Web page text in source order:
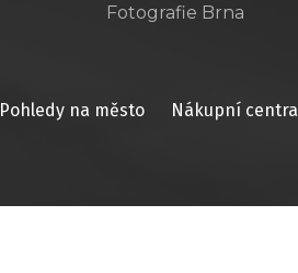
Fotografie Brna
Pohledy na město Nákupní centra